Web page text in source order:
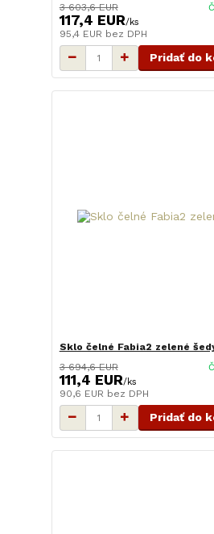
3 603,6 EUR
117,4 EUR/ks
95,4 EUR bez DPH
Pridať do
Sklo čelné Fabia2 zelené
3 694,6 EUR
111,4 EUR/ks
90,6 EUR bez DPH
Pridať do